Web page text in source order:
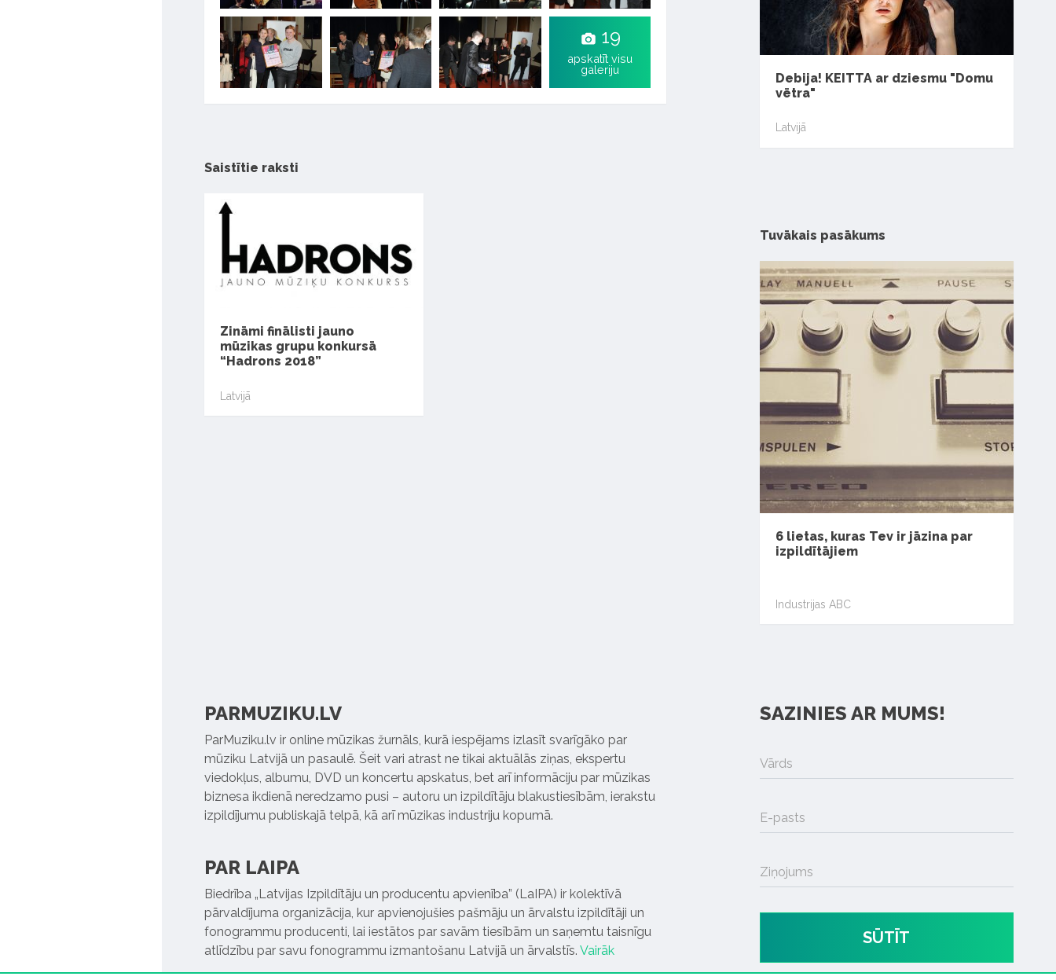
19
apskatīt visu
galeriju
Saistītie raksti
Zināmi finālisti jauno
mūzikas grupu konkursā
“Hadrons 2018”
Latvijā
Debija! KEITTA ar dziesmu "Domu
vētra"
Latvijā
Tuvākais pasākums
6 lietas, kuras Tev ir jāzina par
izpildītājiem
Industrijas ABC
PARMUZIKU.LV
ParMuziku.lv ir online mūzikas žurnāls, kurā iespējams izlasīt svarīgāko par
mūziku Latvijā un pasaulē. Šeit vari atrast ne tikai aktuālās ziņas, ekspertu
viedokļus, albumu, DVD un koncertu apskatus, bet arī informāciju par mūzikas
biznesa ikdienā neredzamo pusi – autoru un izpildītāju blakustiesībām, ierakstu
izpildījumu publiskajā telpā, kā arī mūzikas industriju kopumā.
PAR LAIPA
Biedrība „Latvijas Izpildītāju un producentu apvienība” (LaIPA) ir kolektīvā
pārvaldījuma organizācija, kur apvienojušies pašmāju un ārvalstu izpildītāji un
fonogrammu producenti, lai iestātos par savām tiesībām un saņemtu taisnīgu
atlīdzību par savu fonogrammu izmantošanu Latvijā un ārvalstīs. Vairāk
SAZINIES AR MUMS!
Vārds
E-pasts
Ziņojums
SŪTĪT